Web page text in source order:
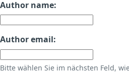
Author name:
Author email:
Bitte wählen Sie im nächsten Feld,